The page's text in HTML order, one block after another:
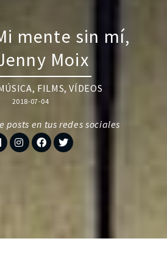
mente sin mí,
Moix
FILMS, VÍDEOS
2018-07-04
posts en tus redes sociales